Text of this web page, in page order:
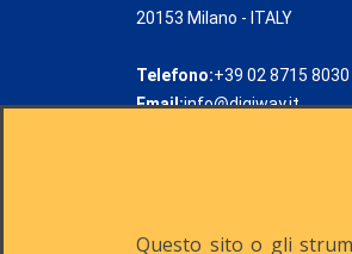
20153 Milano - ITALY
Telefono:+39 02 8715 8030
Email:info@digiway.it
Questo sito o gli